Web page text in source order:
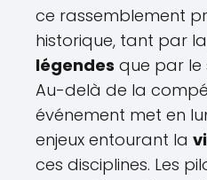
ce rassemblement
historique, tant par
légendes que par
Au-delà de la
événement met en
enjeux entourant la
ces disciplines. Les